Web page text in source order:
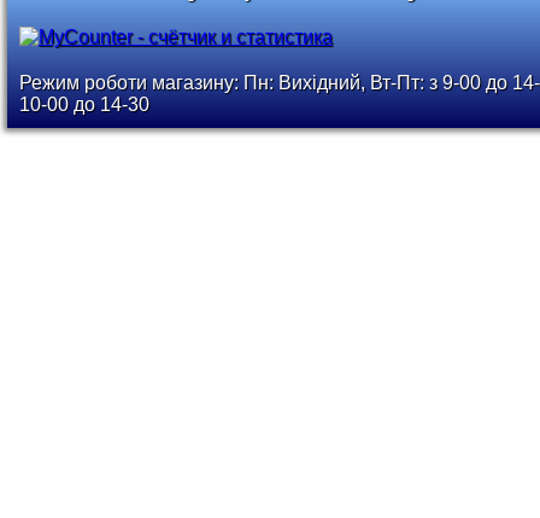
Режим роботи магазину: Пн: Вихідний, Вт-Пт: з 9-00 до
10-00 до 14-30